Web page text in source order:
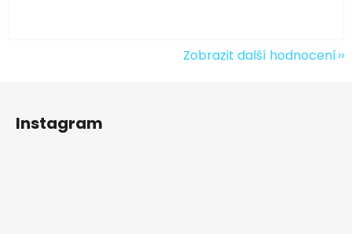
Zobrazit další hodnocení
Instagram